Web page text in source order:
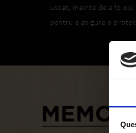
uscat, înainte de a
pentru a asigura o